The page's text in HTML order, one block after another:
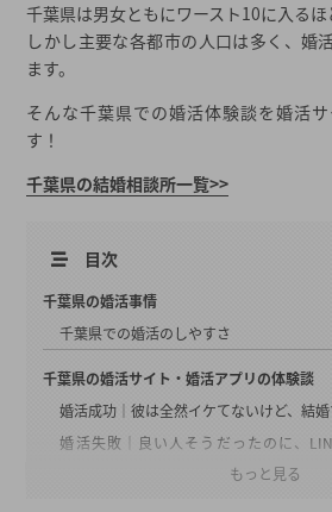
千葉県は男女ともにワースト10に入るほ
しかし主要な各都市の人口は多く、婚
ます。
そんな千葉県での婚活体験談を婚活
す！
千葉県の結婚相談所一覧>>
目次
千葉県の婚活事情
千葉県での婚活のしやすさ
千葉県の婚活サイト・婚活アプリの体験談
婚活成功│彼は全然イケてないけど、結
婚活失敗│良い人そうだったのに、
もっと見る